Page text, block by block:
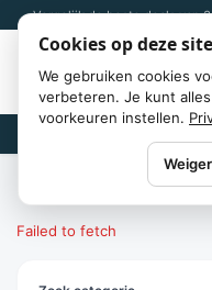
Cookies op deze site
We gebruiken cookies
verbeteren. Je kunt
voorkeuren instellen.
Vergelijk de beste deals van
Failed to fetch